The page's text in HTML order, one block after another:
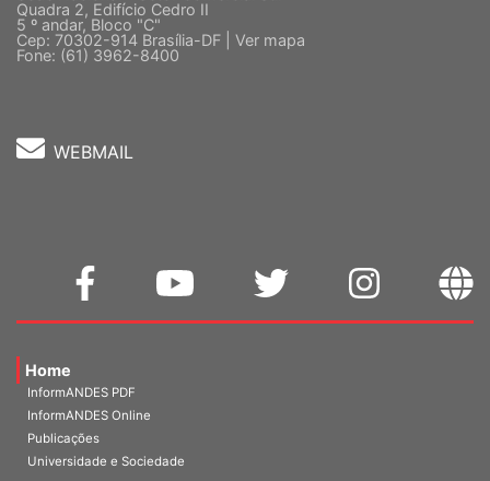
Quadra 2, Edifício Cedro II
5 º andar, Bloco "C"
Cep: 70302-914 Brasília-DF | Ver mapa
Fone: (61) 3962-8400
WEBMAIL
Home
InformANDES PDF
InformANDES Online
Publicações
Universidade e Sociedade